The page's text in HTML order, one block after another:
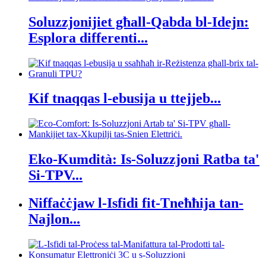
Soluzzjonijiet għall-Qabda bl-Idejn:
Esplora differenti...
Kif tnaqqas l-ebusija u ttejjeb...
Eko-Kumdità: Is-Soluzzjoni Ratba ta'
Si-TPV...
Niffaċċjaw l-Isfidi fit-Tneħħija tan-
Najlon...